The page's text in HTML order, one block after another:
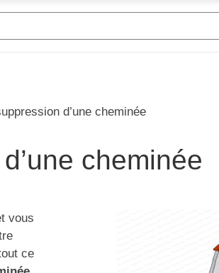
d’une cheminée
cheminée
vous
ce